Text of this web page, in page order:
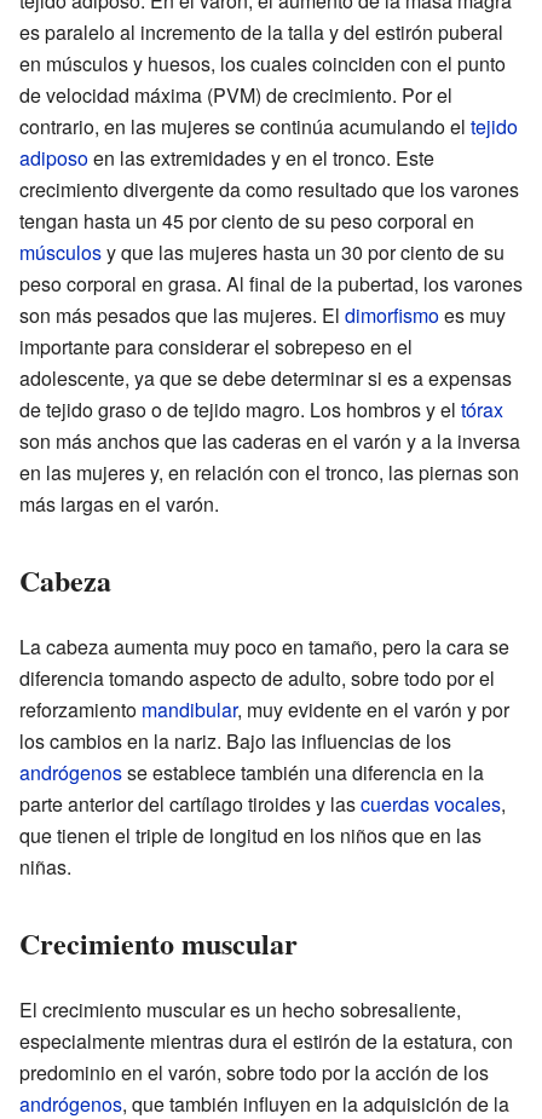
es paralelo al incremento de la talla y del estirón puberal
en músculos y huesos, los cuales coinciden con el punto
de velocidad máxima (PVM) de crecimiento. Por el
contrario, en las mujeres se continúa acumulando el tejido
adiposoen las extremidades y en el tronco. Este
crecimiento divergente da como resultado que los varones
tengan hasta un 45 por ciento de su peso corporal en
músculosy que las mujeres hasta un 30 por ciento de su
peso corporal en grasa. Al final de la pubertad, los varones
son más pesados que las mujeres. El dimorfismoes muy
importante para considerar el sobrepeso en el
adolescente, ya que se debe determinar si es a expensas
de tejido graso o de tejido magro. Los hombros y el tórax
son más anchos que las caderas en el varón y a la inversa
en las mujeres y, en relación con el tronco, las piernas son
más largas en el varón.
Cabeza
La cabeza aumenta muy poco en tamaño, pero la cara se
diferencia tomando aspecto de adulto, sobre todo por el
reforzamiento mandibular, muy evidente en el varón y por
los cambios en la nariz. Bajo las influencias de los
andrógenosse establece también una diferencia en la
parte anterior del cartílago tiroides y lascuerdas vocales,
que tienen el triple de longitud en los niños que en las
niñas.
Crecimiento muscular
El crecimiento muscular es un hecho sobresaliente,
especialmente mientras dura el estirón de la estatura, con
predominio en el varón, sobre todo por la acción de los
andrógenos, que también influyen en la adquisición de la